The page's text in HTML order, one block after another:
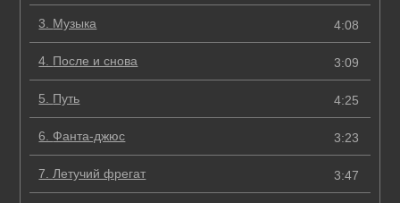
3. Музыка 4:08
4. После и снова 3:09
5. Путь 4:25
6. Фанта-джюс 3:23
7.Летучий фрегат 3:47